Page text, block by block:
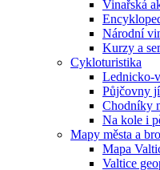
Vinařská
Národní
Kurzy a
Cykloturistika
Lednicko-
Půjčovny
Chodníky
Na kole i
Mapy města a
Mapa
Valtice